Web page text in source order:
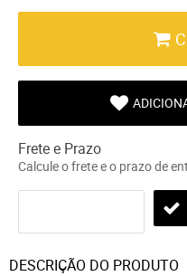
Frete e Prazo
Calcule o frete e o prazo de
DESCRIÇÃO DO PRODUTO